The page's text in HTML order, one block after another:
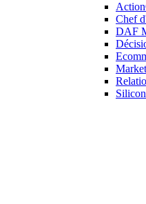
Chef
DAF
Silicon